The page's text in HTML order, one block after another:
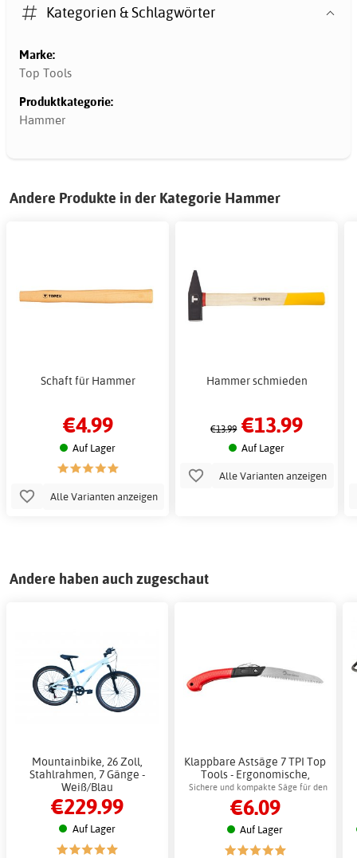
Kategorien & Schlagwörter
Marke:
Top Tools
Produktkategorie:
Hammer
Andere Produkte in der Kategorie Hammer
Schaft für Hammer
€4.99
Auf Lager
Alle Varianten anzeigen
Hammer schmieden
€13.99 €13.99
Auf Lager
Alle Varianten anzeigen
Andere haben auch zugeschaut
Mountainbike, 26 Zoll,
Stahlrahmen, 7 Gänge -
Weiß/Blau
€229.99
Auf Lager
Klappbare Astsäge 7 TPI Top
Tools - Ergonomische,
rutschfeste Klappoberfläche
Sichere und kompakte Säge für den
Garten
€6.09
Auf Lager